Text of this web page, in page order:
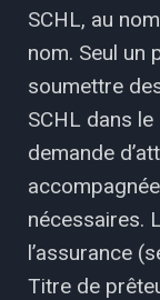
SCHL, au
nom. Seul un
soumettre
SCHL dans
demande
nécessaires.
l’assurance
Titre de